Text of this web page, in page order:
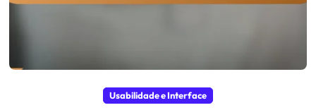
Usabilidade e Interface